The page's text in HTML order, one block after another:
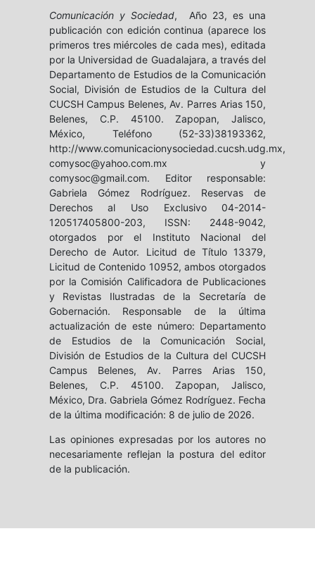
Comunicación y Sociedad, Año 23, es una
publicación con edición continua (aparece los
primeros tres miércoles de cada mes), editada
por la Universidad de Guadalajara, a través del
Departamento de Estudios de la Comunicación
Social, División de Estudios de la Cultura del
CUCSH Campus Belenes, Av. Parres Arias 150,
Belenes, C.P. 45100. Zapopan, Jalisco,
México, Teléfono (52-33)38193362,
http://www.comunicacionysociedad.cucsh.udg.mx,
comysoc@yahoo.com.mx y
comysoc@gmail.com. Editor responsable:
Gabriela Gómez Rodríguez. Reservas de
Derechos al Uso Exclusivo 04-2014-
120517405800-203, ISSN: 2448-9042,
otorgados por el Instituto Nacional del
Derecho de Autor. Licitud de Título 13379,
Licitud de Contenido 10952, ambos otorgados
por la Comisión Calificadora de Publicaciones
y Revistas Ilustradas de la Secretaría de
Gobernación. Responsable de la última
actualización de este número: Departamento
de Estudios de la Comunicación Social,
División de Estudios de la Cultura del CUCSH
Campus Belenes, Av. Parres Arias 150,
Belenes, C.P. 45100. Zapopan, Jalisco,
México, Dra. Gabriela Gómez Rodríguez. Fecha
de la última modificación: 8 de julio de 2026.
Las opiniones expresadas por los autores no
necesariamente reflejan la postura del editor
de la publicación.